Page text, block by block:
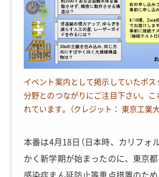
イベント案内として掲示していたポ
分野とのつながりにご注目下さい。こ
れています。（クレジット： 東京工業
本番は4月18日（日本時、カリフォ
かく新学期が始まったのに、東京